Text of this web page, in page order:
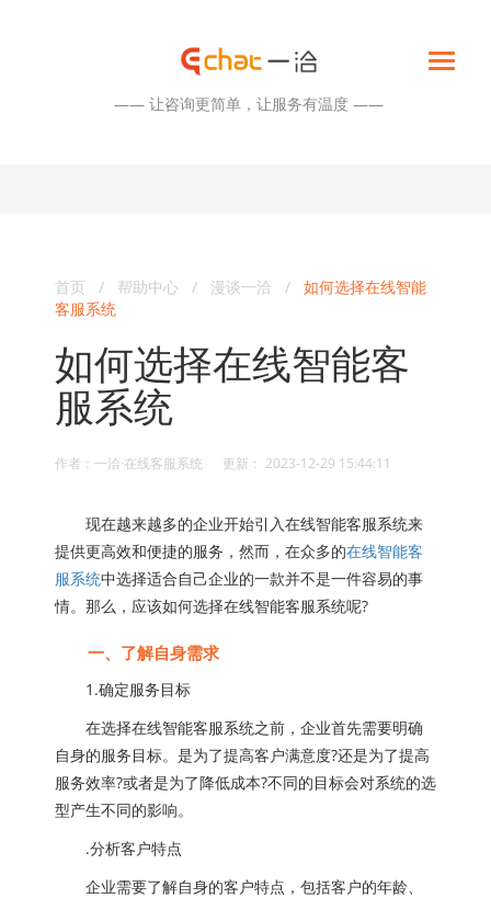
—— 让咨询更简单，让服务有温度 ——
首页 / 帮助中心 / 漫谈一洽 / 如何选择在线智能
客服系统
如何选择在线智能客
服系统
作者：一洽·在线客服系统 更新： 2023-12-29 15:44:11
现在越来越多的企业开始引入在线智能客服系统来
提供更高效和便捷的服务，然而，在众多的在线智能客
服系统中选择适合自己企业的一款并不是一件容易的事
情。那么，应该如何选择在线智能客服系统呢?
一、了解自身需求
1.确定服务目标
在选择在线智能客服系统之前，企业首先需要明确
自身的服务目标。是为了提高客户满意度?还是为了提高
服务效率?或者是为了降低成本?不同的目标会对系统的选
型产生不同的影响。
.分析客户特点
企业需要了解自身的客户特点，包括客户的年龄、